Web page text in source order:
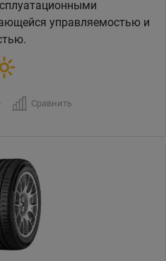
управляемостью и
Сравнить